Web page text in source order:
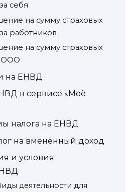
себя
на сумму страховых
работников
на сумму страховых
ООО
на ЕНВД
в сервисе «Моё
налога на ЕНВД
на вменённый доход
и условия
деятельности для